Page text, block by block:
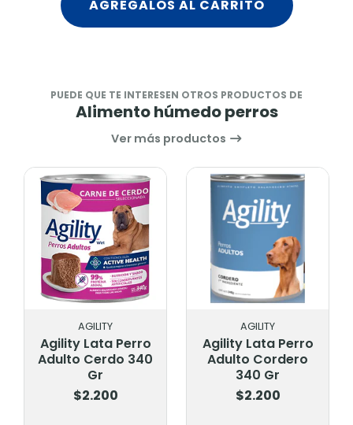
AGRÉGALOS AL CARRITO
PUEDE QUE TE INTERESEN OTROS PRODUCTOS DE
Alimento húmedo perros
Ver más productos
Lata Perro
Cerdo 340
Agility Lata Perro
Adulto Cordero
Agility